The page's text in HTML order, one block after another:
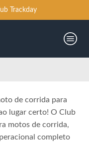
Trackday
de corrida para
lugar certo! O Club
motos de corrida,
completo